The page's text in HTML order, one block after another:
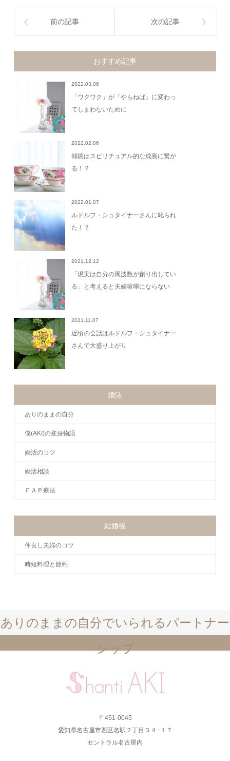
前の記事 次の記事
おすすめ記事
2022.03.06
「ワクワク」が「やらねば」に変わっ
てしまわないために
2022.02.06
傾聴はスピリチュアル的な成長に繋が
る！？
2022.01.07
ルドルフ・シュタイナーさんに叱られ
た！？
2021.12.12
「現実は自分の周波数が創り出してい
る」と考えると夫婦喧嘩にならない
2021.11.07
近頃の会話はルドルフ・シュタイナー
さんで大盛り上がり
婚活
ありのままの自分
僕(AKI)の変身物語
婚活のコツ
婚活相談
ＦＡＰ療法
結婚後
仲良し夫婦のコツ
時短料理と節約
ありのままの自分でいられるパートナー
シップ
〒451-0045
愛知県名古屋市西区名駅２丁目３４−１７
セントラル名古屋内